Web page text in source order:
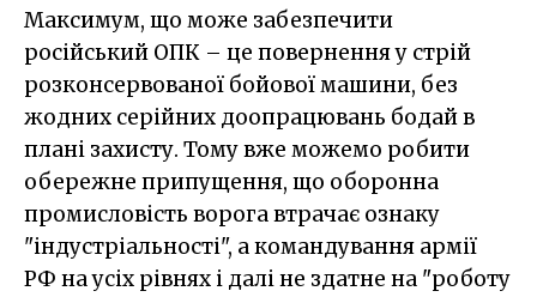
Максимум, що може забезпечити
російський ОПК – це повернення у стрій
розконсервованої бойової машини, без
жодних серійних доопрацювань бодай в
плані захисту. Тому вже можемо робити
обережне припущення, що оборонна
промисловість ворога втрачає ознаку
"індустріальності", а командування армії
РФ на усіх рівнях і далі не здатне на "роботу